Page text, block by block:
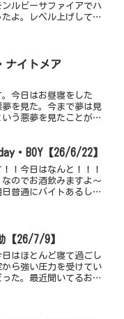
ルビーサファイアでハ
よ。レベル上げしてい
ブネーク...
ナイトメア
今日はお昼寝をした
を見た。今まで夢は見
う悪夢を見たことがな
、何者かに追いかけら
・BOY【26/6/22】
！今日はなんと！！！
のでお酒飲みますよ～
普通にバイトあるし、
ですけど、...
【26/7/9】
はほとんど寝て過ごし
ら強い圧力を受けてい
た。最近聞いてるおす